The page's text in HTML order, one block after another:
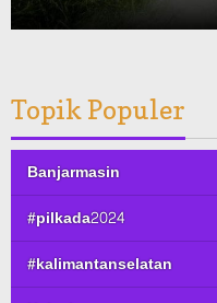
Topik Populer
Banjarmasin
#pilkada2024
#kalimantanselatan